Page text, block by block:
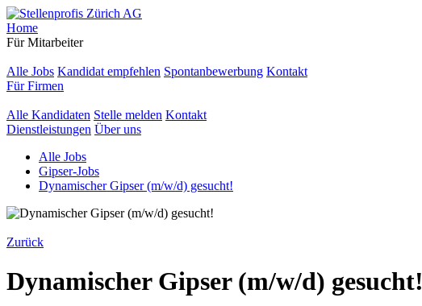
Home
Für Mitarbeiter
Alle Jobs Kandidat empfehlen Spontanbewerbung Kontakt
Für Firmen
Alle Kandidaten Stelle melden Kontakt
Dienstleistungen Über uns
Alle Jobs
Gipser-Jobs
Dynamischer Gipser (m/w/d) gesucht!
Zurück
Dynamischer Gipser (m/w/d) gesucht!